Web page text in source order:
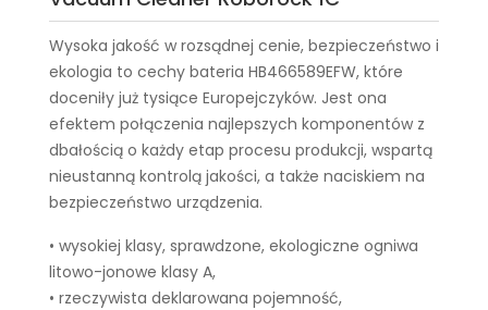
Wysoka jakość w rozsądnej cenie, bezpieczeństwo i
ekologia to cechy bateria HB466589EFW, które
doceniły już tysiące Europejczyków. Jest ona
efektem połączenia najlepszych komponentów z
dbałością o każdy etap procesu produkcji, wspartą
nieustanną kontrolą jakości, a także naciskiem na
bezpieczeństwo urządzenia.
• wysokiej klasy, sprawdzone, ekologiczne ogniwa
litowo-jonowe klasy A,
• rzeczywista deklarowana pojemność,